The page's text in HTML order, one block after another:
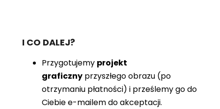
I CO DALEJ?
Przygotujemy projekt
graficzny przyszłego obrazu (po
otrzymaniu płatności) i prześlemy go do
Ciebie e-mailem do akceptacji.